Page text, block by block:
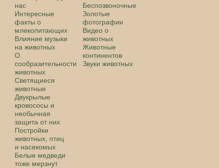
нас
Интересные
факты о
млекопитающих
Влияние музыки
на животных
О
сообразительности
животных
Светящиеся
животные
Двукрылые
кровососы и
необычная
защита от них
Постройки
животных, птиц
и насекомых
Белые медведи
тоже мерзнут
Беспозвоночные
Золотые
фотографии
Видео о
животных
Животные
континентов
Звуки животных